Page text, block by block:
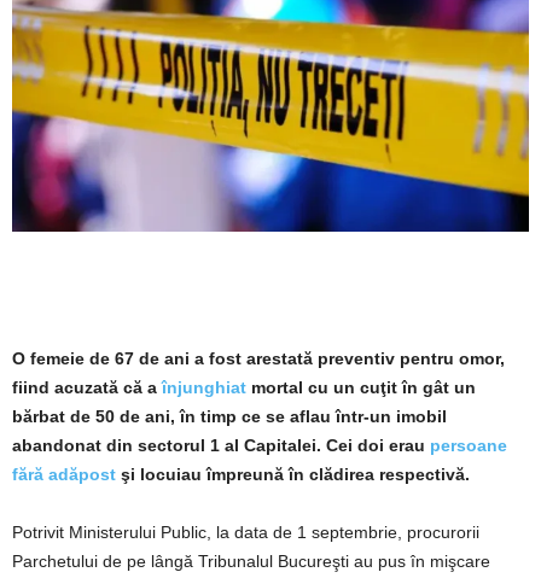
O femeie de 67 de ani a fost arestată preventiv pentru omor,
fiind acuzată că aînjunghiat mortal cu un cuţit în gât un
bărbat de 50 de ani, în timp ce se aflau într-un imobil
abandonat din sectorul 1 al Capitalei. Cei doi erau persoane
fără adăpost şi locuiau împreună în clădirea respectivă.
Potrivit Ministerului Public, la data de 1 septembrie, procurorii
Parchetului de pe lângă Tribunalul Bucureşti au pus în mişcare